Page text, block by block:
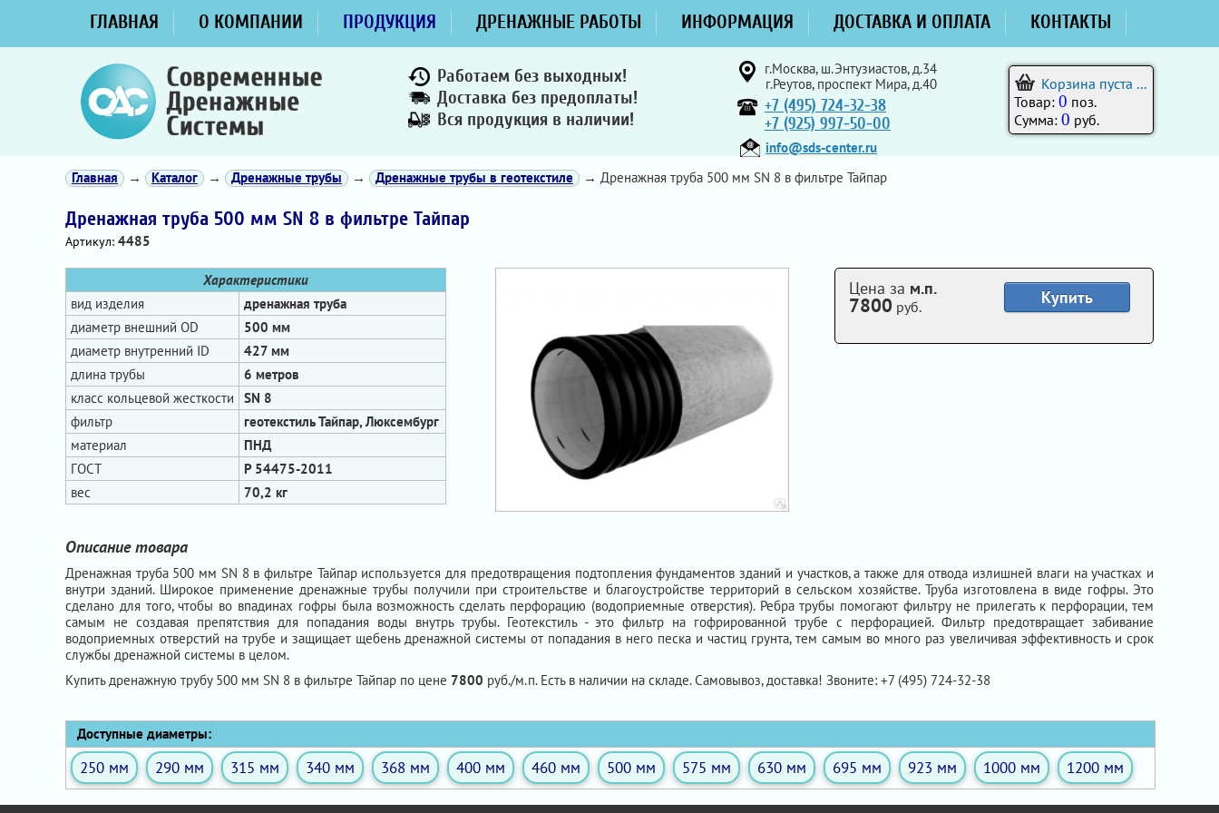
ГЛАВНАЯ О КОМПАНИИ ПРОДУКЦИЯ ДРЕНАЖНЫЕ РАБОТЫ ИНФОРМАЦИЯ ДОСТАВКА И ОПЛАТА КОНТАКТЫ
Работаем без выходных!
Доставка без предоплаты!
Вся продукция в наличии!
г.Москва, ш.Энтузиастов, д.34
г.Реутов, проспект Мира, д.40
+7 (495) 724-32-38
+7 (925) 997-50-00
info@sds-center.ru
Корзина пуста ...
Товар: 0 поз.
Сумма: 0 руб.
Главная → Каталог → Дренажные трубы → Дренажные трубы в геотекстиле → Дренажная труба 500 мм SN 8 в фильтре Тайпар
Дренажная труба 500 мм SN 8 в фильтре Тайпар
Артикул: 4485
Характеристики
вид изделия
дренажная труба
диаметр внешний OD
500 мм
диаметр внутренний ID
427 мм
длина трубы
6 метров
класс кольцевой жесткости
SN 8
фильтр
геотекстиль Тайпар, Люксембург
материал
ПНД
ГОСТ
Р 54475-2011
вес
70,2 кг
Купить
Цена за м.п.
7800 руб.
Описание товара
Дренажная труба 500 мм SN 8 в фильтре Тайпар используется для предотвращения подтопления фундаментов зданий и участков, а также для отвода излишней влаги на участках и
внутри зданий. Широкое применение дренажные трубы получили при строительстве и благоустройстве территорий в сельском хозяйстве. Труба изготовлена в виде гофры. Это
сделано для того, чтобы во впадинах гофры была возможность сделать перфорацию (водоприемные отверстия). Ребра трубы помогают фильтру не прилегать к перфорации, тем
самым не создавая препятствия для попадания воды внутрь трубы. Геотекстиль - это фильтр на гофрированной трубе с перфорацией. Фильтр предотвращает забивание
водоприемных отверстий на трубе и защищает щебень дренажной системы от попадания в него песка и частиц грунта, тем самым во много раз увеличивая эффективность и срок
службы дренажной системы в целом.
Купить дренажную трубу 500 мм SN 8 в фильтре Тайпар по цене 7800 руб./м.п. Есть в наличии на складе. Самовывоз, доставка! Звоните: +7 (495) 724-32-38
Доступные диаметры:
250 мм 290 мм 315 мм 340 мм 368 мм 400 мм 460 мм 500 мм 575 мм 630 мм 695 мм 923 мм 1000 мм 1200 мм